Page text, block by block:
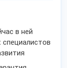
в ней